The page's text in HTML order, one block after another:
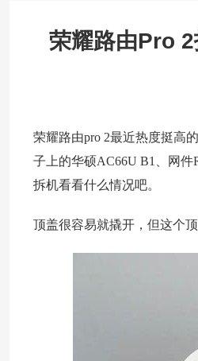
荣耀路由Pro
荣耀路由pro 2最近热度挺高
子上的华硕AC66U B1、网
拆机看看什么情况吧。
顶盖很容易就撬开，但这个